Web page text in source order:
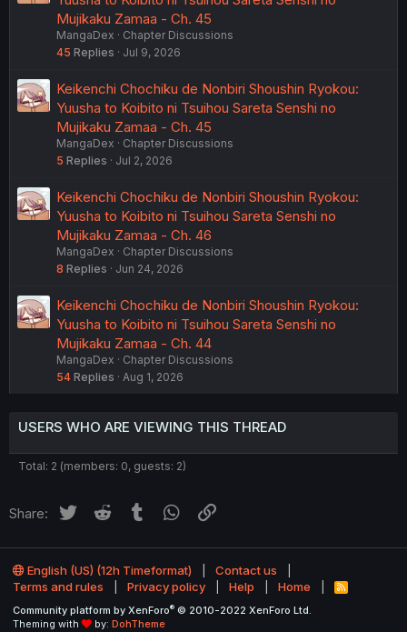
Mujikaku Zamaa - Ch. 45
MangaDex
Chapter Discussions
45 Replies Jul 9, 2026
Keikenchi Chochiku de Nonbiri Shoushin Ryokou:
Yuusha to Koibito ni Tsuihou Sareta Senshi no
Mujikaku Zamaa - Ch. 45
MangaDex
Chapter Discussions
5 Replies Jul 2, 2026
Keikenchi Chochiku de Nonbiri Shoushin Ryokou:
Yuusha to Koibito ni Tsuihou Sareta Senshi no
Mujikaku Zamaa - Ch. 46
MangaDex
Chapter Discussions
8 Replies Jun 24, 2026
Keikenchi Chochiku de Nonbiri Shoushin Ryokou:
Yuusha to Koibito ni Tsuihou Sareta Senshi no
Mujikaku Zamaa - Ch. 44
MangaDex
Chapter Discussions
54 Replies Aug 1, 2026
USERS WHO ARE VIEWING THIS THREAD
Total: 2 (members: 0, guests: 2)
Share: Twitter Reddit Tumblr WhatsApp
English (US) (12h Timeformat)
Contact us
Terms and rules
Privacy policy Help Home
R
Community platform by XenForo® © 2010-2022 XenForo Ltd.
Theming with
by: DohTheme